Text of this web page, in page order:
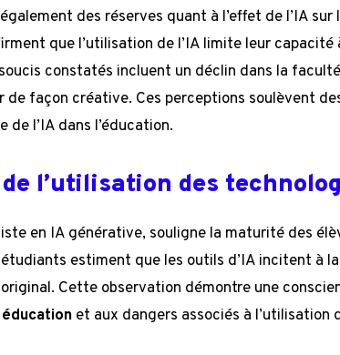
des réserves quant à l’effet de l’IA sur
que l’utilisation de l’IA limite leur capacité
constatés incluent un déclin dans la
de façon créative. Ces perceptions soulèvent
l’IA dans l’éducation.
l’utilisation des
en IA générative, souligne la maturité des
estiment que les outils d’IA incitent à la
Cette observation démontre une
éducation et aux dangers associés à l’utilisation